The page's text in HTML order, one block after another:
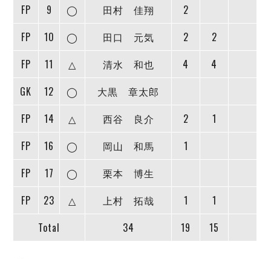
試合日程・結果
アリーナ情報
チケット情報
ヴィンセドール白山
デウソン神戸
ミラクルスマイル新居浜
担当審判員
選手の通算記録（Ｆ１）
エスポラーダ北海道
フウガドールすみだ
しながわシティ
ペスカドーラ町田
ボアルース長野
名古屋オーシャンズ
ボルクバレット北九州
FOLLOW US!
FP
9 ◯ 田村 佳翔
2
FP
10 ◯ 田口 元気 2
2
FP
11 △ 清水 和也 4
4
GK
12 ◯
大黒 章太郎
FP
14 △ 西谷 良介 2
1
FP
16 ◯ 岡山 和馬
1
FP
17 ◯
栗本 博生
FP
23 △ 上村 拓哉 1
1
Total
34 19 15